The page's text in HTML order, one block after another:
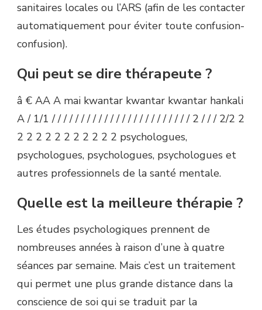
sanitaires locales ou l’ARS (afin de les contacter
automatiquement pour éviter toute confusion-
confusion).
Qui peut se dire thérapeute ?
â € AA A mai kwantar kwantar kwantar hankali
A / 1/1 / / / / / / / / / / / / / / / / / / / / / / / / 2 / / / 2/2 2
2 2 2 2 2 2 2 2 2 2 2 psychologues,
psychologues, psychologues, psychologues et
autres professionnels de la santé mentale.
Quelle est la meilleure thérapie ?
Les études psychologiques prennent de
nombreuses années à raison d’une à quatre
séances par semaine. Mais c’est un traitement
qui permet une plus grande distance dans la
conscience de soi qui se traduit par la